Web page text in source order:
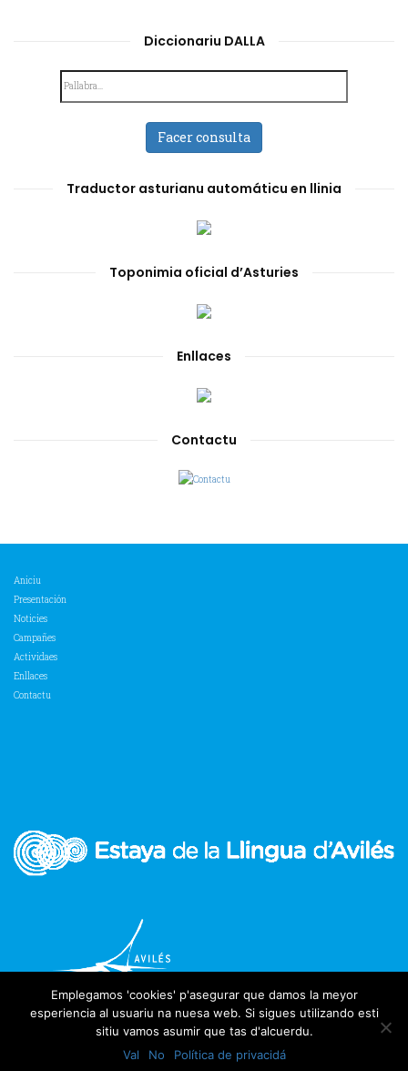
Diccionariu DALLA
Facer consulta
Traductor asturianu automáticu en llinia
Toponimia oficial d’Asturies
Enllaces
Contactu
Aniciu
Presentación
Noticies
Campañes
Actividaes
Enllaces
Contactu
2018 Estaya de la Llingua d'Avilés | Tolos derechos reservaos
Emplegamos 'cookies' p'asegurar que damos la meyor
esperiencia al usuariu na nuesa web. Si sigues utilizando esti
sitiu vamos asumir que tas d'alcuerdu.
Val
No Política de privacidá